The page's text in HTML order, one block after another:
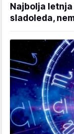
Najbolja
sladoleda,